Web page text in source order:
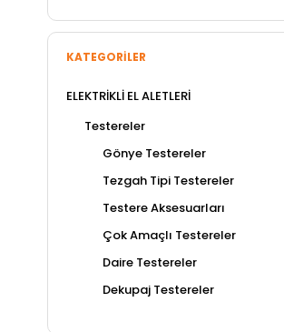
KATEGORILER
ELEKTRİKLİ EL ALETLERİ
Testereler
Gönye Testereler
Tezgah Tipi Testereler
Testere Aksesuarları
Çok Amaçlı Testereler
Daire Testereler
Dekupaj Testereler